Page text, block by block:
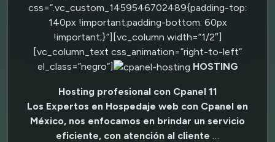
css=”.vc_custom_1459546702489{padding-top:
140px !important;padding-bottom: 60px
!important;}”][vc_column width=”1/2″]
[vc_column_text css_animation=”right-to-left”
el_class=”negro”]
HOSTING
Hosting profesional con Cpanel 11
Los Expertos en Hospedaje web con Cpanel en
México, nos enfocamos en brindar un servicio
eficiente, con atención al cliente …